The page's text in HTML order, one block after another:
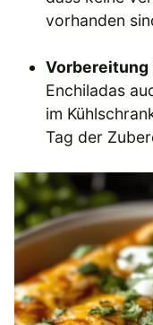
vorhanden
Vorbereitung
Enchiladas
im
Tag der